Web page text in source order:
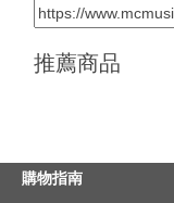
推薦商品
購物指南